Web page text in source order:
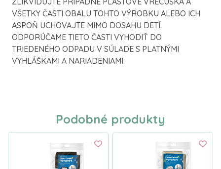
VŠETKY ČASTI OBALU TOHTO VÝROBKU ALEBO ICH
ASPOŇ UCHOVAJTE MIMO DOSAHU DETÍ.
ODPORÚČAME TIETO ČASTI VYHODIŤ DO
TRIEDENÉHO ODPADU V SÚLADE S PLATNÝMI
VYHLÁŠKAMI A NARIADENIAMI.
Podobné produkty